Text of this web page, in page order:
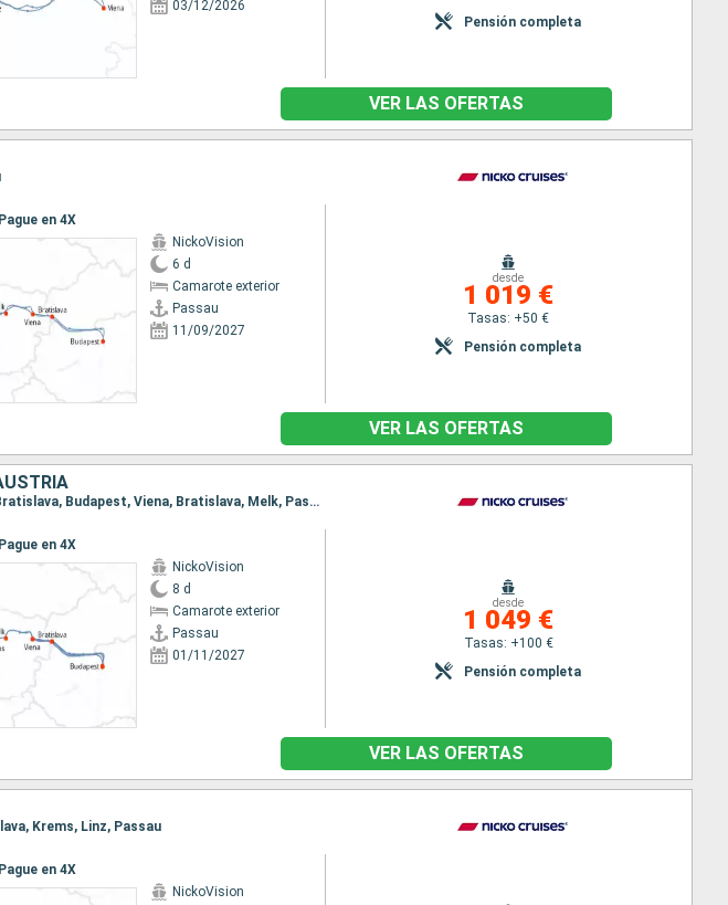
03/12/2026
Pensión completa
VER LAS OFERTAS
Pague en 4X
NickoVision
6 d
Camarote exterior
Passau
11/09/2027
desde
1 019 €
Tasas: +50 €
Pensión completa
VER LAS OFERTAS
Itinerario : Passau, Ybbs, Viena, Budapest, Viena, Budapest, Bratislava, Budapest, Viena, Bratislava, Melk, Passau
Pague en 4X
NickoVision
8 d
Camarote exterior
Passau
01/11/2027
desde
1 049 €
Tasas: +100 €
Pensión completa
VER LAS OFERTAS
Krems, Linz, Passau
Pague en 4X
NickoVision